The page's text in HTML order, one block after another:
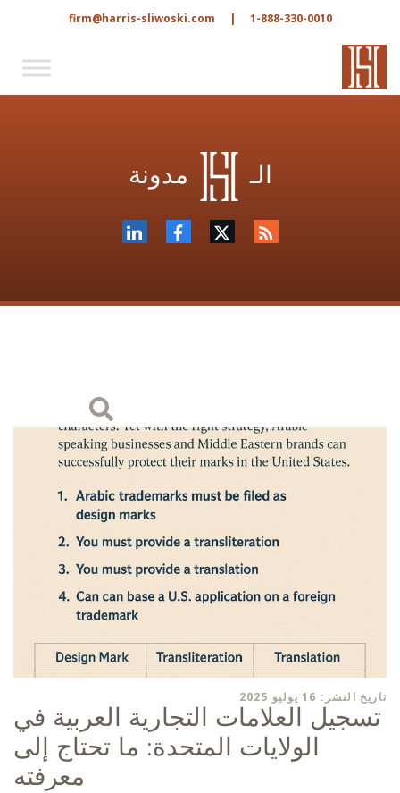
1-888-330-0010
|
firm@harris-sliwoski.com
الـ مدونة
تاريخ النشر: 16 يوليو 2025
تسجيل العلامات التجارية العربية في
الولايات المتحدة: ما تحتاج إلى
معرفته